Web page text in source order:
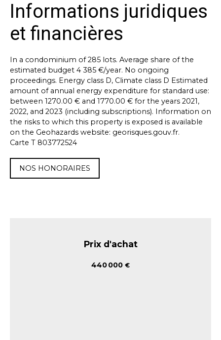
Informations juridiques
et financières
In a condominium of 285 lots. Average share of the
estimated budget 4 385 €/year. No ongoing
proceedings. Energy class D, Climate class D Estimated
amount of annual energy expenditure for standard use:
between 1270.00 € and 1770.00 € for the years 2021,
2022, and 2023 (including subscriptions). Information on
the risks to which this property is exposed is available
on the Geohazards website: georisques.gouv.fr.
Carte T 803772524
NOS HONORAIRES
Prix d'achat
440 000 €